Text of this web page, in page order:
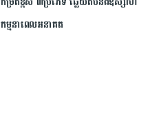
កម្មនាពេលអនាគត